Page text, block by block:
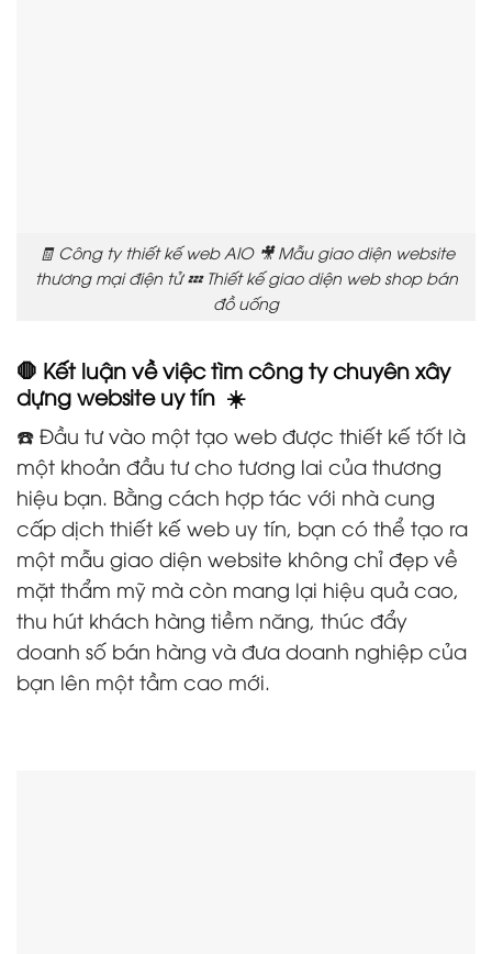
🧾 Công ty thiết kế web AIO 🎥 Mẫu giao diện website
thương mại điện tử 💤 Thiết kế giao diện web shop bán
đồ uống
🛑 Kết luận về việc tìm công ty chuyên xây
dựng website uy tín ☀️
☎️ Đầu tư vào một tạo web được thiết kế tốt là
một khoản đầu tư cho tương lai của thương
hiệu bạn. Bằng cách hợp tác với nhà cung
cấp dịch thiết kế web uy tín, bạn có thể tạo ra
một mẫu giao diện website không chỉ đẹp về
mặt thẩm mỹ mà còn mang lại hiệu quả cao,
thu hút khách hàng tiềm năng, thúc đẩy
doanh số bán hàng và đưa doanh nghiệp của
bạn lên một tầm cao mới.